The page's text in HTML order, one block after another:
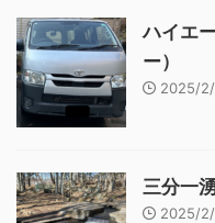
ハイエ
ー）
2025/
三分一
2025/